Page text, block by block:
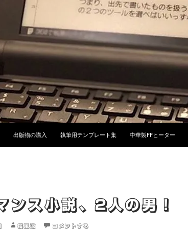
出版物の購入
執筆用テンプレート集 中華製FFヒーター
ンス小説、2人の男！
桜風涼 コメントする